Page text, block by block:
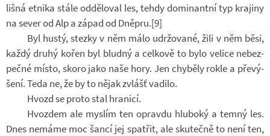
lišná et­nika stále od­dě­lo­val les, tehdy do­mi­nantní typ kra­jiny
na sever od Alp a západ od Dně­pru.[9]
Byl hustý, stezky v něm málo udr­žo­vané, žili v něm běsi,
každý druhý kořen byl bludný a cel­kově to bylo ve­lice ne­bez­
pečné místo, skoro jako naše hory. Jen chy­běly rokle a pře­vý­
šení. Teda ne, že by to nějak zvlášť va­dilo.
Hvozd se proto stal hra­nicí.
Hvozdem ale mys­lím ten opravdu hlu­boký a temný les.
Dnes ne­máme moc šancí jej spat­řit, ale sku­tečně to není ten,